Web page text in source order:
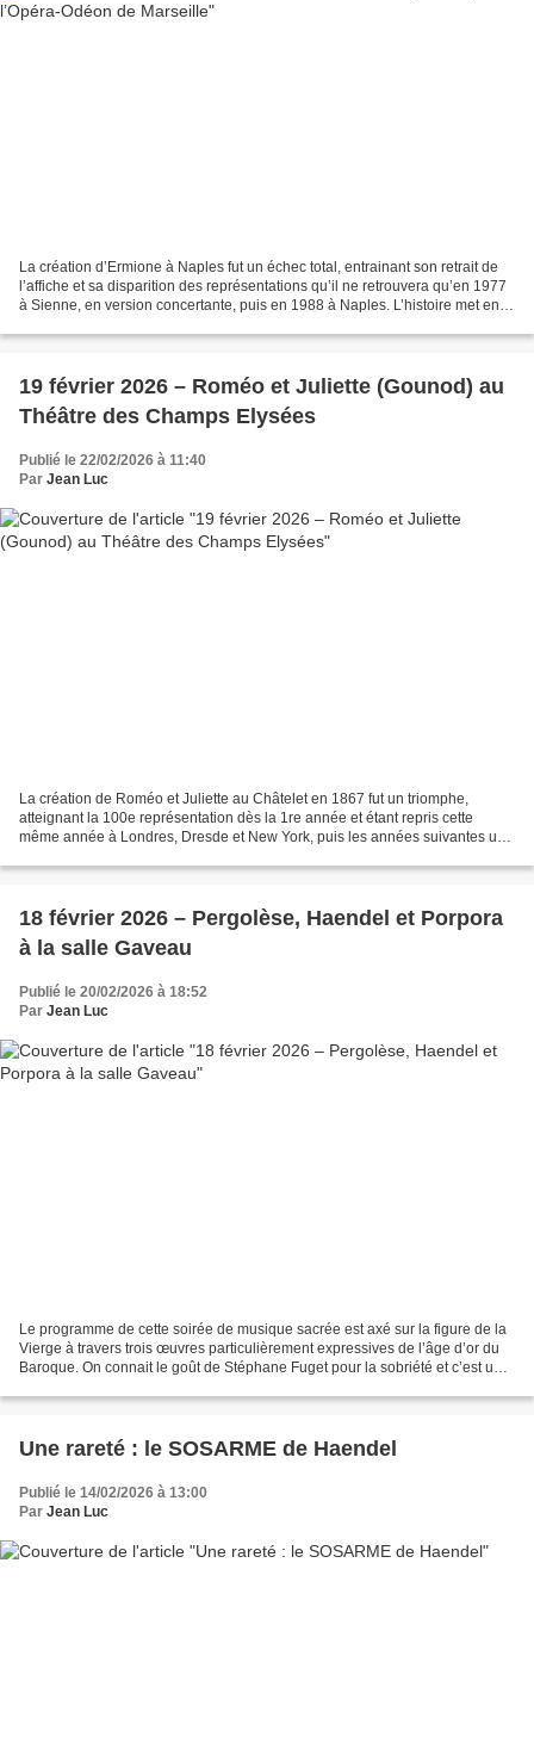
La création d’Ermione à Naples fut un échec total, entrainant son retrait de
l’affiche et sa disparition des représentations qu’il ne retrouvera qu’en 1977
à Sienne, en version concertante, puis en 1988 à Naples. L’histoire met en
19 février 2026 – Roméo et Juliette (Gounod) au
Théâtre des Champs Elysées
Publié le 22/02/2026 à 11:40
Par Jean Luc
La création de Roméo et Juliette au Châtelet en 1867 fut un triomphe,
atteignant la 100e représentation dès la 1re année et étant repris cette
même année à Londres, Dresde et New York, puis les années suivantes un
18 février 2026 – Pergolèse, Haendel et Porpora
à la salle Gaveau
Publié le 20/02/2026 à 18:52
Par Jean Luc
Le programme de cette soirée de musique sacrée est axé sur la figure de la
Vierge à travers trois œuvres particulièrement expressives de l’âge d’or du
Baroque. On connait le goût de Stéphane Fuget pour la sobriété et c’est une
Une rareté : le SOSARME de Haendel
Publié le 14/02/2026 à 13:00
Par Jean Luc